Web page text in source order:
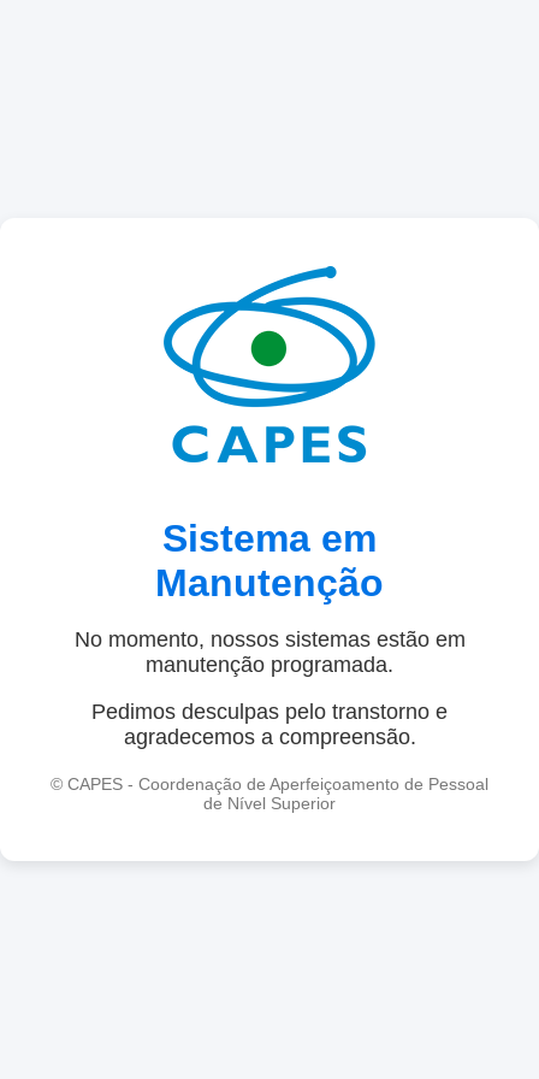
Sistema em
Manutenção
No momento, nossos sistemas estão em
manutenção programada.
Pedimos desculpas pelo transtorno e
agradecemos a compreensão.
© CAPES - Coordenação de Aperfeiçoamento de Pessoal
de Nível Superior